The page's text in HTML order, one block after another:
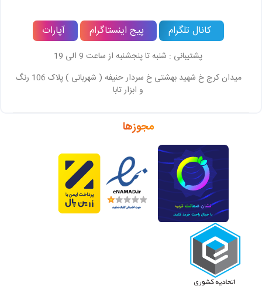
کانال تلگرام پیج اینستاگرام آپارات
پشتیبانی : شنبه تا پنجشنبه از ساعت 9 الی 19
میدان کرج خ شهید بهشتی خ سردار حنیفه ( شهربانی ) پلاک 106 رنگ
و ابزار تابا
مجوزها